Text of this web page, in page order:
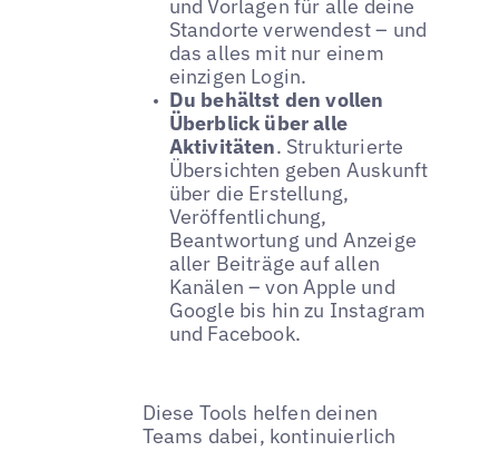
und Vorlagen für alle deine
Standorte verwendest – und
das alles mit nur einem
einzigen Login.
Du behältst den vollen
Überblick über alle
Aktivitäten. Strukturierte
Übersichten geben Auskunft
über die Erstellung,
Veröffentlichung,
Beantwortung und Anzeige
aller Beiträge auf allen
Kanälen – von Apple und
Google bis hin zu Instagram
und Facebook.
Diese Tools helfen deinen
Teams dabei, kontinuierlich